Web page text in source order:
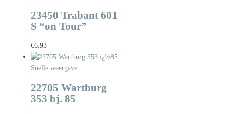
23450 Trabant 601
S “on Tour”
€6.93
Snelle weergave
22705 Wartburg
353 bj. 85